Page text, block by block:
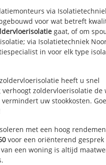
en Bosch
Noord
via
voor wat betreft
gaat, of om
via Isolatietechniek
in voor elk type
heeft u snel
zoldervloerisolatie de
uw stookkosten.
met een hoog
voor een oriënterend gesprek
een woning is altijd